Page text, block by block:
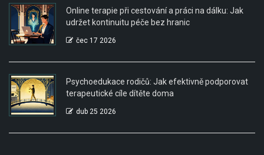
Online terapie při cestování a práci na dálku: Jak
udržet kontinuitu péče bez hranic
čec 17 2026
Psychoedukace rodičů: Jak efektivně podporovat
terapeutické cíle dítěte doma
dub 25 2026